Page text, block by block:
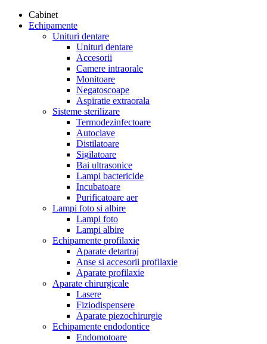
Cabinet
Echipamente
Unituri dentare
Unituri dentare
Accesorii
Camere intraorale
Monitoare
Negatoscoape
Aspiratie extraorala
Sisteme sterilizare
Termodezinfectoare
Autoclave
Distilatoare
Sigilatoare
Bai ultrasonice
Lampi bactericide
Incubatoare
Purificatoare aer
Lampi foto si albire
Lampi foto
Lampi albire
Echipamente profilaxie
Aparate detartraj
Anse si accesorii profilaxie
Aparate profilaxie
Aparate chirurgicale
Lasere
Fiziodispensere
Aparate piezochirurgie
Echipamente endodontice
Endomotoare